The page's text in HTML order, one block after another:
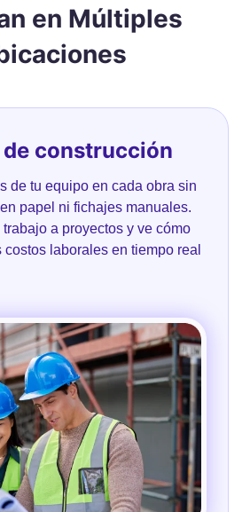
en Múltiples
de construcción
de tu equipo en cada obra sin
papel ni fichajes manuales.
a proyectos y ve cómo
laborales en tiempo real